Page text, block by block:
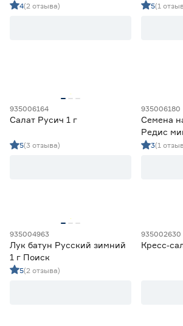
Евросемена
Китай
4(2 отзыва) 5(1
935006164
Салат Русич 1 г
5(3 отзыва)
935006180
Семена
Редис
3(1
935004963
Лук батун Русский зимний
1 г Поиск
5(2 отзыва)
935002630